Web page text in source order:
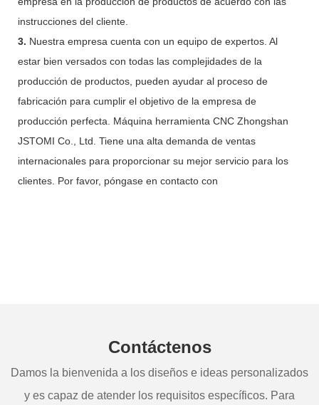
instrucciones del cliente.
3. Nuestra empresa cuenta con un equipo de expertos. Al
estar bien versados con todas las complejidades de la
producción de productos, pueden ayudar al proceso de
fabricación para cumplir el objetivo de la empresa de
producción perfecta. Máquina herramienta CNC Zhongshan
JSTOMI Co., Ltd. Tiene una alta demanda de ventas
internacionales para proporcionar su mejor servicio para los
clientes. Por favor, póngase en contacto con
Contáctenos
Damos la bienvenida a los diseños e ideas personalizados
y es capaz de atender los requisitos específicos. Para